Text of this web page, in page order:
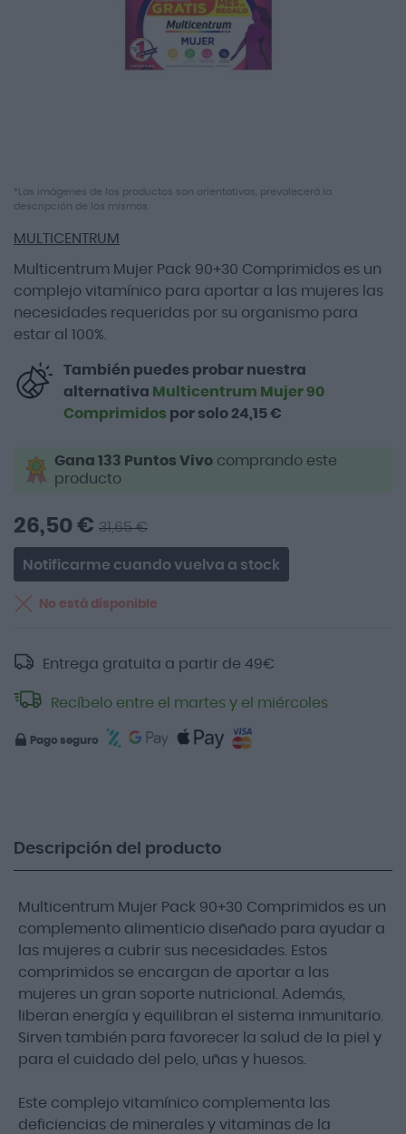
Saltar
al
de
la
de
imágenes
*Las imágenes de los productos son orientativas, prevalecerá la
descripción de los mismos.
MULTICENTRUM
Multicentrum Mujer Pack 90+30 Comprimidos es un
complejo vitamínico para aportar a las mujeres las
necesidades requeridas por su organismo para
estar al 100%.
También puedes probar nuestra
alternativa Multicentrum Mujer 90
Comprimidos por solo 24,15 €
Gana 133 Puntos Vivo comprando este
producto
26,50 € 31,65 €
Notificarme cuando vuelva a stock
No está disponible
Entrega gratuita a partir de 49€
Recíbelo entre el martes y el miércoles
Pago seguro
Descripción del producto
Multicentrum Mujer Pack 90+30 Comprimidos es un
complemento alimenticio diseñado para ayudar a
las mujeres a cubrir sus necesidades. Estos
comprimidos se encargan de aportar a las
mujeres un gran soporte nutricional. Además,
liberan energía y equilibran el sistema inmunitario.
Sirven también para favorecer la salud de la piel y
para el cuidado del pelo, uñas y huesos.
Este complejo vitamínico complementa las
deficiencias de minerales y vitaminas de la